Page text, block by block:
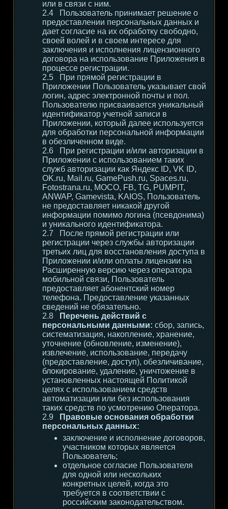
или в связи с ним.
Пользователь принимает решение о
предоставлении персональных данных и
дает согласие на их обработку свободно,
своей волей и в своем интересе для
заключения и исполнения лицензионного
договора на использование Приложения в
процессе регистрации.
При прямой регистрации в
Приложении Пользователь указывает свой
логин, адрес электронной почты и пол.
Пользователю присваивается уникальный
идентификатор учетной записи в
Приложении, который далее используется
для обработки персональной информации
в обезличенном виде.
При регистрации и/или авторизации в
Приложении с использованием таких
служб авторизации как Яндекс ID, VK ID,
OK.ru, Mail.ru, GamePush.ru, Spaces.ru,
Fotostrana.ru, MOCO, FB, TG, PUMPIT,
ANWAP, Gamevista, KAIOS, Пользователь
не предоставляет никакой другой
информации помимо логина (псевдонима)
и уникального идентификатора.
После прямой регистрации или
регистрации через службы авторизации
третьих лиц для восстановления доступа в
Приложении и/или оплаты лицензии на
Расширенную версию через оператора
мобильной связи, Пользователь
предоставляет абонентский номер
телефона. Предоставление указанных
сведений не обязательно.
Перечень действий с
персональными данными: сбор, запись,
систематизация, накопление, хранение,
уточнение (обновление, изменение),
извлечение, использование, передачу
(предоставление, доступ), обезличивание,
блокирование, удаление, уничтожение в
установленных настоящей Политикой
целях с использованием средств
автоматизации или без использования
таких средств по усмотрению Оператора.
Правовые основания обработки
персональных данных:
заключение и исполнение договоров,
участником которых является
Пользователь;
отдельное согласие Пользователя
для одной или нескольких
конкретных целей, когда это
требуется в соответствии с
российским законодательством.